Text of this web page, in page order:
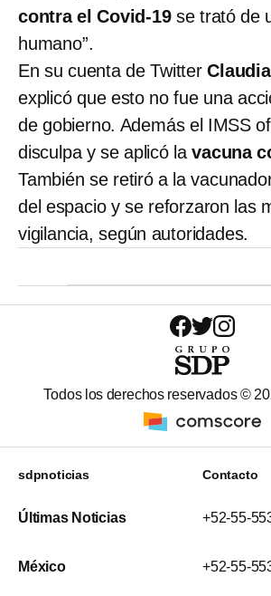
contra el Covid-19se trató de
humano”.
En su cuenta de Twitter
explicó que esto no fue una
de gobierno. Además el IMSS
disculpa y se aplicó lavacuna
También se retiró a la
del espacio y se reforzaron las
vigilancia, según autoridades.
Todos los derechos reservados ©
sdpnoticias
Últimas Noticias
México
Contacto
+52-55-
+52-55-